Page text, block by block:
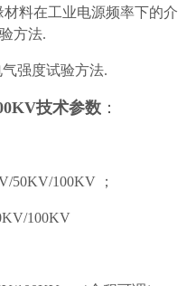
料在工业电源频率下的介
方法.
气强度试验方法.
技术参数 ：
50KV/100KV ；
100KV